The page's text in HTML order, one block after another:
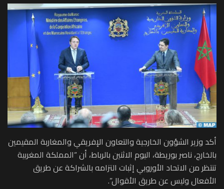
أكد وزير الشؤون الخارجية والتعاون الإفريقي والمغاربة المقيمين
بالخارج، ناصر بوريطة، اليوم الاثنين بالرباط، أن “المملكة المغربية
تنتظر من الاتحاد الأوروبي إثبات التزامه بالشراكة عن طريق
الأفعال وليس عن طريق الأقوال”.